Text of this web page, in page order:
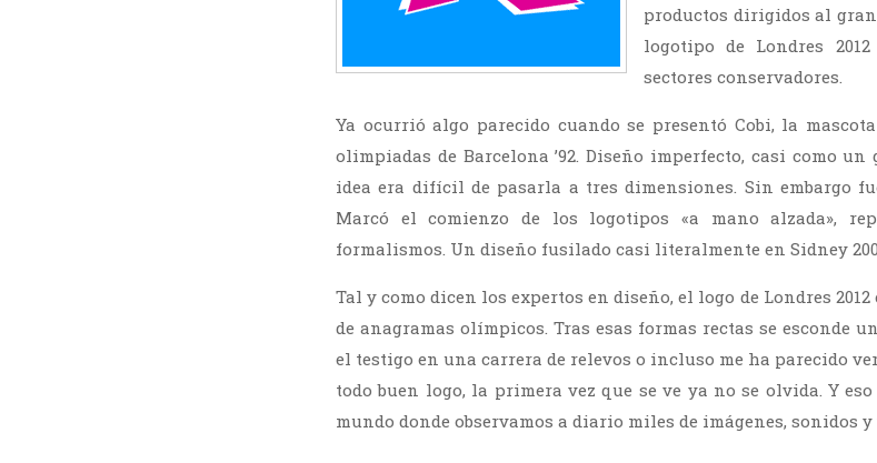
productos dirigidos al
logotipo de Londres
sectores conservadores.
Ya ocurrió algo parecido cuando se presentó Cobi, la
olimpiadas de Barcelona ’92. Diseño imperfecto, casi como
idea era difícil de pasarla a tres dimensiones. Sin embargo
Marcó el comienzo de los logotipos «a mano alzada»,
formalismos. Un diseño fusilado casi literalmente en Sidney
Tal y como dicen los expertos en diseño, el logo de Londres
de anagramas olímpicos. Tras esas formas rectas se esconde
el testigo en una carrera de relevos o incluso me ha parecido
todo buen logo, la primera vez que se ve ya no se olvida. Y
mundo donde observamos a diario miles de imágenes, sonidos y